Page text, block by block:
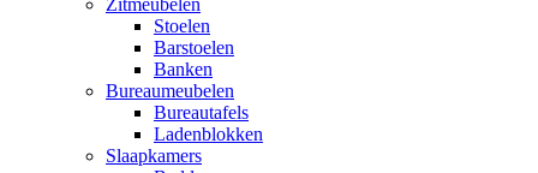
Stoelen
Barstoelen
Banken
Bureaumeubelen
Bureautafels
Ladenblokken
Slaapkamers